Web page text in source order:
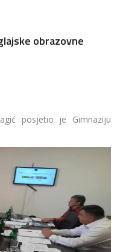
obrazovne
posjetio je Gimnaziju